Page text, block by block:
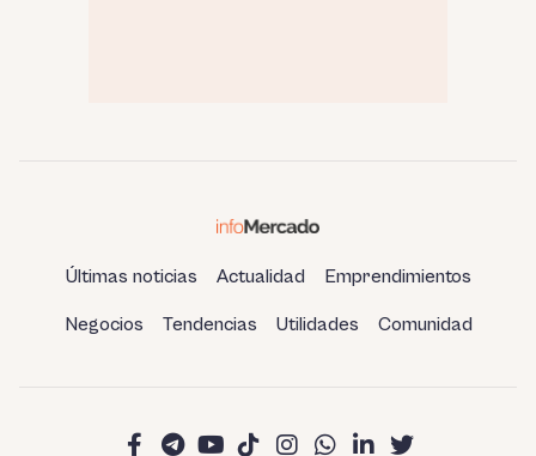
Últimas noticias Actualidad Emprendimientos
Negocios Tendencias Utilidades Comunidad